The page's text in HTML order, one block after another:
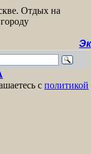
Отдых на
с политикой